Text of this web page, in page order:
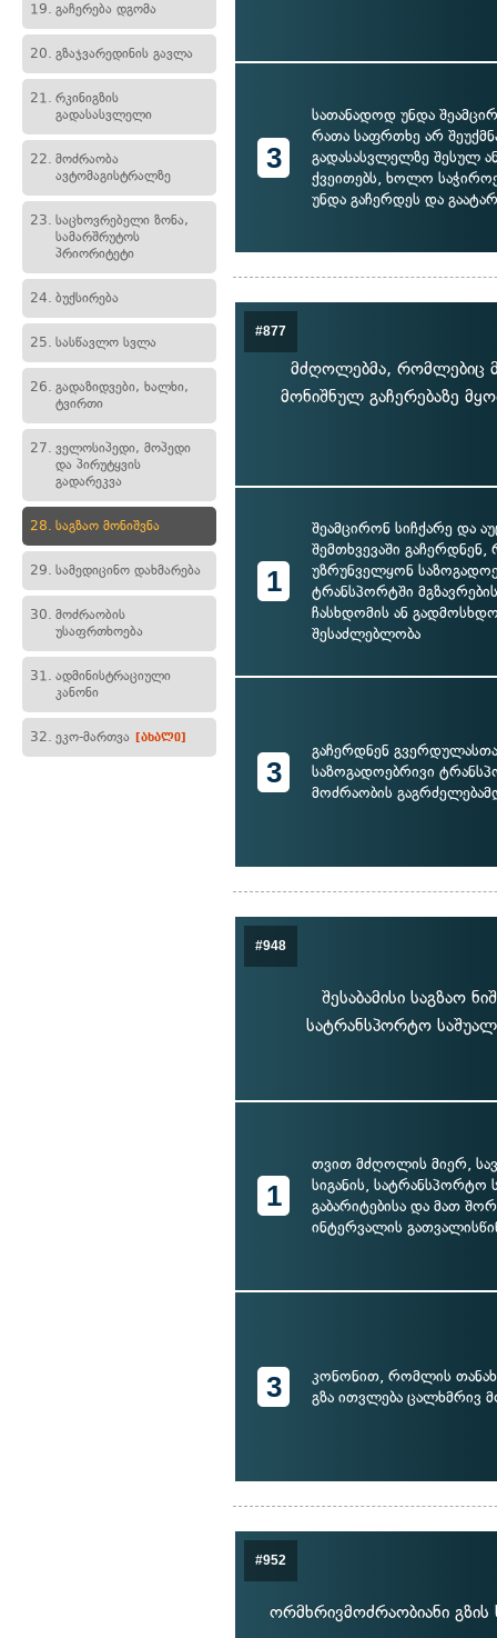
19. გაჩერება დგომა
20. გზაჯვარედინის გავლა
21. რკინიგზის
გადასასვლელი
22. მოძრაობა
ავტომაგისტრალზე
23. საცხოვრებელი ზონა,
სამარშრუტოს
პრიორიტეტი
24. ბუქსირება
25. სასწავლო სვლა
26. გადაზიდვები, ხალხი,
ტვირთი
27. ველოსიპედი, მოპედი
და პირუტყვის
გადარეკვა
28. საგზაო მონიშვნა
29. სამედიცინო დახმარება
30. მოძრაობის
უსაფრთხოება
31. ადმინისტრაციული
კანონი
32. ეკო-მართვა [ახალი]
3
სათანადოდ უნდა
რათა საფრთხე არ
გადასასვლელზე შესულ
ქვეითებს, ხოლო
უნდა გაჩერდეს და
#877
მძღოლებმა, რომლებიც
მონიშნულ გაჩერებაზე
1
შეამცირონ სიჩქარე და
შემთხვევაში გაჩერდნენ,
უზრუნველყონ
ტრანსპორტში
ჩასხდომის ან
შესაძლებლობა
3
გაჩერდნენ
საზოგადოებრივი
მოძრაობის
#948
შესაბამისი საგზაო
სატრანსპორტო
1
თვით მძღოლის მიერ,
სიგანის, სატრანსპორტო
გაბარიტებისა და მათ
ინტერვალის
3
კონონით, რომლის
გზა ითვლება ცალხმრივ
#952
ორმხრივმოძრაობიანი